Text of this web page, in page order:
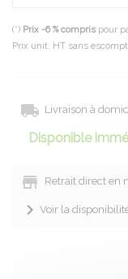
(*) Prix -6 % compris pour
Prix unit. HT sans
Livraison à
Disponible
Retrait direct en
Voir la